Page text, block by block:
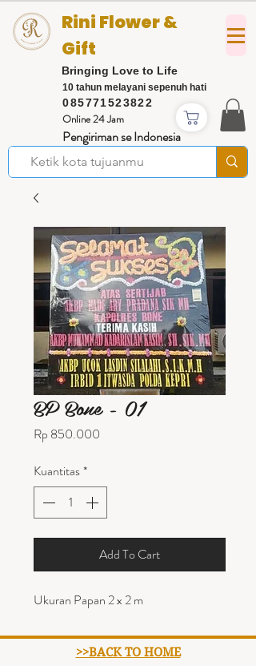
085771523822
Rini Flower &
Gift
Bringing Love to Life
Online 24 Jam
Pengiriman se Indonesia
10 tahun melayani sepenuh hati
BP Bone - 01
Rp 850.000
Kuantitas*
Add To Cart
Ukuran Papan 2 x 2 m
>>BACK TO HOME